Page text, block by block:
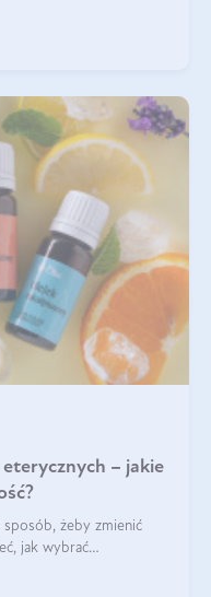
– jakie
żeby zmienić
jak wybrać